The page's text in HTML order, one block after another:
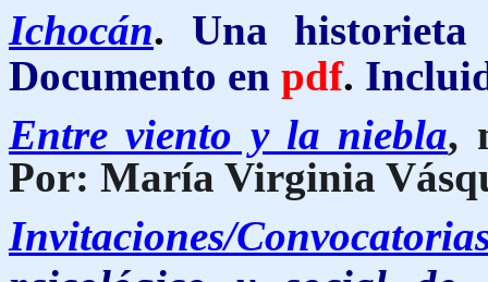
Ichocán. Una historieta
Documento en pdf.
Entre viento y la niebla,
Por: María Virginia
Invitaciones/